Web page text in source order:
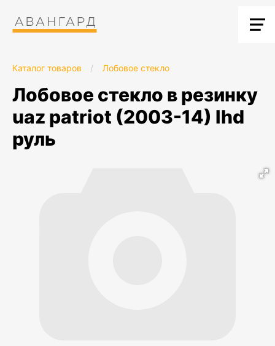
Каталог товаров / Лобовое стекло
лобовое стекло в резинку
uaz patriot (2003-14) lhd
руль